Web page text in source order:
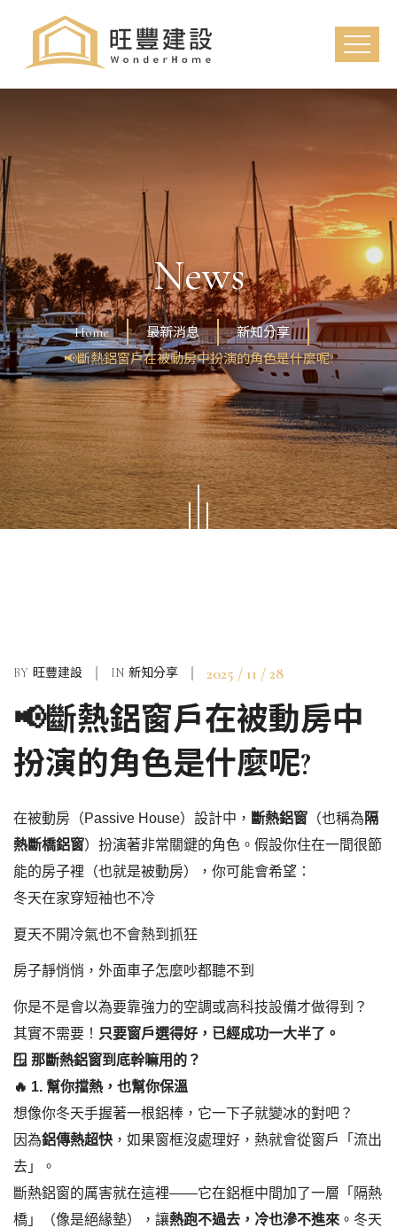
News
Home 最新消息
新知分享
📢斷熱鋁窗戶在被動房中扮演的角色是什麼呢?
BY 旺豐建設 IN 新知分享 2025 / 11 / 28
📢斷熱鋁窗戶在被動房中
扮演的角色是什麼呢?
在被動房（Passive House）設計中， 斷熱鋁窗 （也稱為 隔
熱斷橋鋁窗）扮演著非常關鍵的角色。假設你住在一間很節
能的房子裡（也就是被動房），你可能會希望：
冬天在家穿短袖也不冷
夏天不開冷氣也不會熱到抓狂
房子靜悄悄，外面車子怎麼吵都聽不到
你是不是會以為要靠強力的空調或高科技設備才做得到？
其實不需要！ 只要窗戶選得好，已經成功一大半了。
🪟 那斷熱鋁窗到底幹嘛用的？
🔥 1. 幫你擋熱，也幫你保溫
想像你冬天手握著一根鋁棒，它一下子就變冰的對吧？
因為鋁傳熱超快 ，如果窗框沒處理好，熱就會從窗戶「流出
去」。
斷熱鋁窗的厲害就在這裡——它在鋁框中間加了一層「隔熱
橋」（像是絕緣墊），讓熱跑不過去，冷也滲不進來 。冬天